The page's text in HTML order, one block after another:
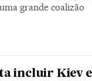
grande coalizão
incluir Kiev